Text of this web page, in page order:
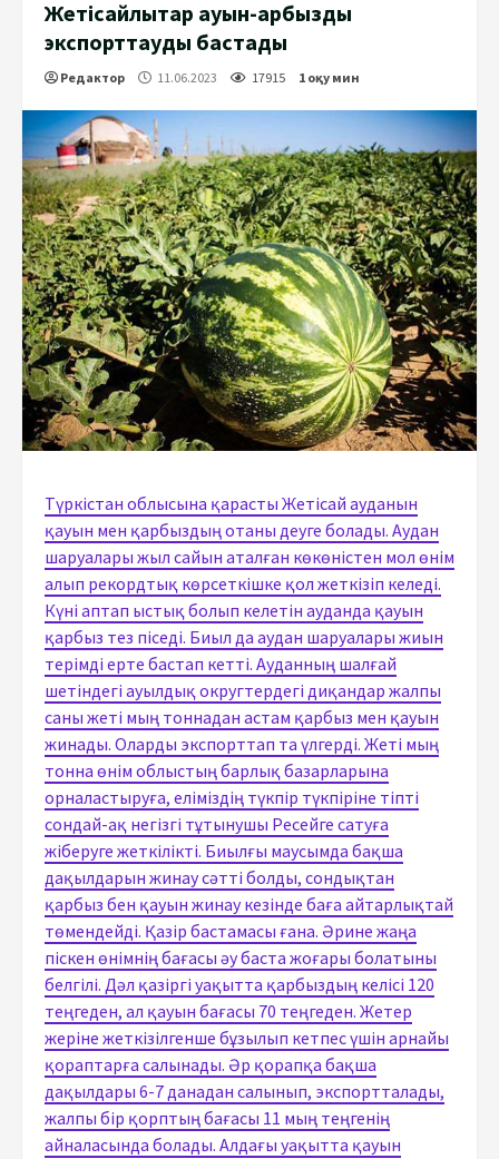
Жетісайлықтар қауын-қарбызды
экспорттауды бастады
Редактор 11.06.2023 17915 1 оқу мин
Түркістан облысына қарасты Жетісай ауданын
қауын мен қарбыздың отаны деуге болады. Аудан
шаруалары жыл сайын аталған көкөністен мол өнім
алып рекордтық көрсеткішке қол жеткізіп келеді.
Күні аптап ыстық болып келетін ауданда қауын
қарбыз тез піседі. Биыл да аудан шаруалары жиын
терімді ерте бастап кетті. Ауданның шалғай
шетіндегі ауылдық округтердегі диқандар жалпы
саны жеті мың тоннадан астам қарбыз мен қауын
жинады. Оларды экспорттап та үлгерді. Жеті мың
тонна өнім облыстың барлық базарларына
орналастыруға, еліміздің түкпір түкпіріне тіпті
сондай-ақ негізгі тұтынушы Ресейге сатуға
жіберуге жеткілікті. Биылғы маусымда бақша
дақылдарын жинау сәтті болды, сондықтан
қарбыз бен қауын жинау кезінде баға айтарлықтай
төмендейді. Қазір бастамасы ғана. Әрине жаңа
піскен өнімнің бағасы әу баста жоғары болатыны
белгілі. Дәл қазіргі уақытта қарбыздың келісі 120
теңгеден, ал қауын бағасы 70 теңгеден. Жетер
жеріне жеткізілгенше бұзылып кетпес үшін арнайы
қораптарға салынады. Әр қорапқа бақша
дақылдары 6-7 данадан салынып, экспортталады,
жалпы бір қорптың бағасы 11 мың теңгенің
айналасында болады. Алдағы уақытта қауын